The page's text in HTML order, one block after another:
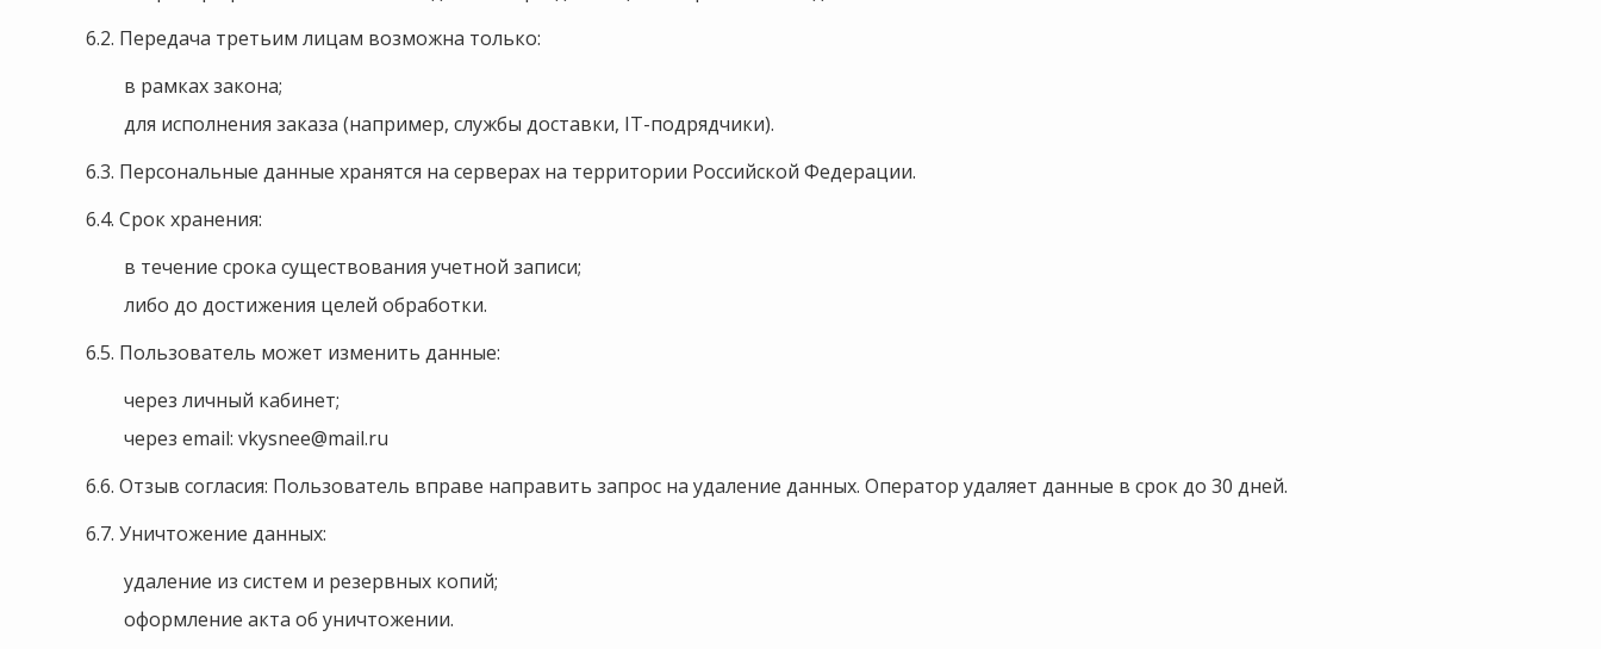
6.2. Передача третьим лицам возможна только:
в рамках закона;
для исполнения заказа (например, службы доставки, IT-подрядчики).
6.3. Персональные данные хранятся на серверах на территории Российской Федерации.
6.4. Срок хранения:
в течение срока существования учетной записи;
либо до достижения целей обработки.
6.5. Пользователь может изменить данные:
через личный кабинет;
через email: vkysnee@mail.ru
6.6. Отзыв согласия: Пользователь вправе направить запрос на удаление данных. Оператор удаляет данные в срок до 30 дней.
6.7. Уничтожение данных:
удаление из систем и резервных копий;
оформление акта об уничтожении.